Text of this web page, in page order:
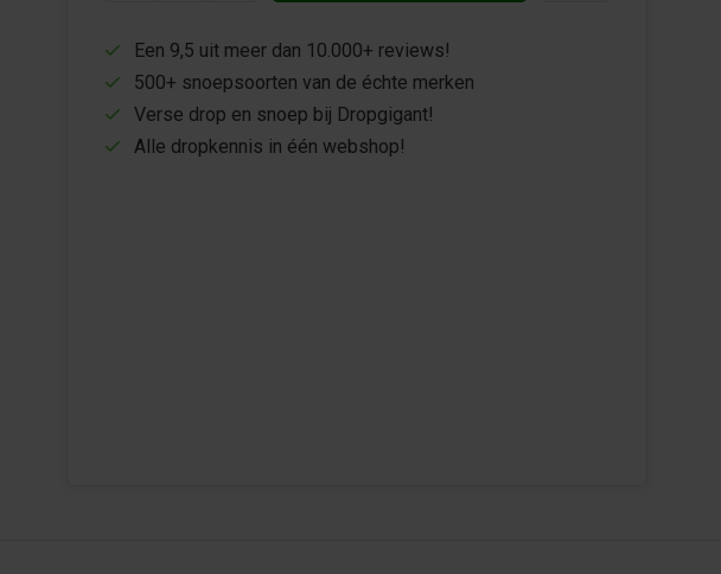
Een 9,5 uit meer dan 10.000+ reviews!
500+ snoepsoorten van de échte merken
Verse drop en snoep bij Dropgigant!
Alle dropkennis in één webshop!